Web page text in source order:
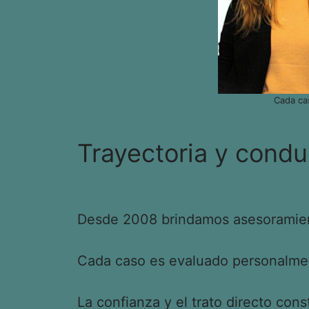
Cada
Trayectoria y
Desde 2008 brindamos
Cada caso es evaluado
La confianza y el trato directo